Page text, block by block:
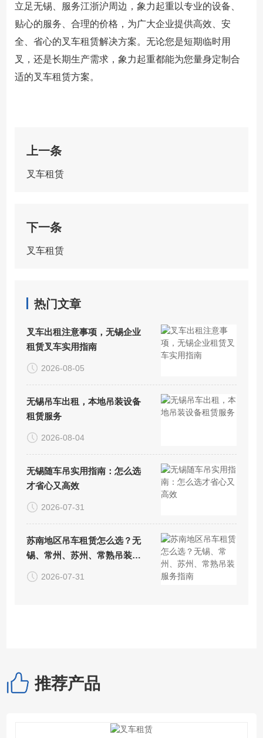
立足无锡、服务江浙沪周边，象力起重以专业的设备、
贴心的服务、合理的价格，为广大企业提供高效、安
全、省心的叉车租赁解决方案。无论您是短期临时用
叉，还是长期生产需求，象力起重都能为您量身定制合
适的叉车租赁方案。
上一条
叉车租赁
下一条
叉车租赁
热门文章
叉车出租注意事项，无锡企业
租赁叉车实用指南
2026-08-05
无锡吊车出租，本地吊装设备
租赁服务
2026-08-04
无锡随车吊实用指南：怎么选
才省心又高效
2026-07-31
苏南地区吊车租赁怎么选？无
锡、常州、苏州、常熟吊装服
务指南
2026-07-31
推荐产品